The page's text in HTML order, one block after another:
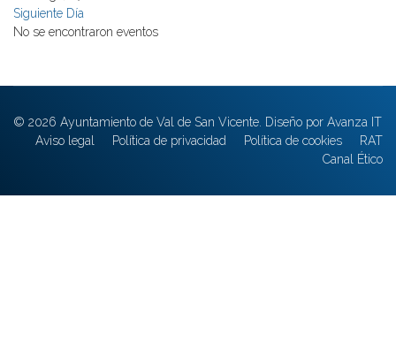
Siguiente Día
No se encontraron eventos
© 2026 Ayuntamiento de Val de San Vicente. Diseño por Avanza IT
Aviso legal
Política de privacidad Política de cookies
RAT
Canal Ético